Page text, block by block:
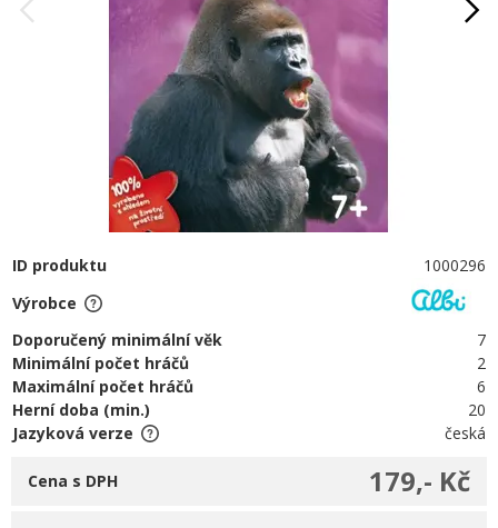
ID produktu
1000296
Výrobce
Doporučený minimální věk
7
Minimální počet hráčů
2
Maximální počet hráčů
6
Herní doba (min.)
20
Jazyková verze
česká
179,- Kč
Cena s DPH